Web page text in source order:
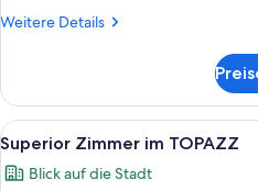
Weitere Details
Weitere
Lamee
Room
/
Zimmer
Alle
Fotos
für
7
Superior Zimmer im TOPAZZ
Blick auf die Stadt